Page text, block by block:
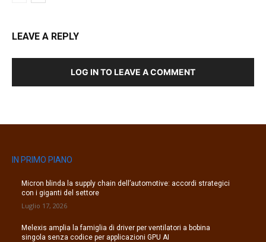
LEAVE A REPLY
LOG IN TO LEAVE A COMMENT
IN PRIMO PIANO
Micron blinda la supply chain dell’automotive: accordi strategici
con i giganti del settore
Luglio 17, 2026
Melexis amplia la famiglia di driver per ventilatori a bobina
singola senza codice per applicazioni GPU AI